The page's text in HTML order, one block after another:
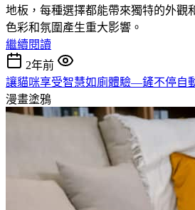
地板，每種選擇都能帶來獨特的外觀
色彩和氛圍產生重大影響。
繼續閱讀
2年前
讓貓咪享受智慧如廁體驗—鏟不停自
漫畫塗鴉